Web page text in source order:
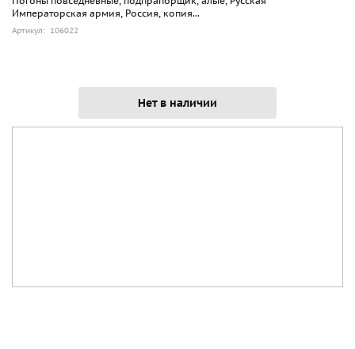
Императорская армия, Россия, копия...
Артикул: 106022
Нет в наличии